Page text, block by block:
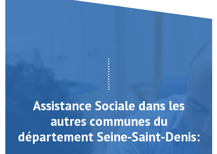
Assistance Sociale dans les
autres communes du
département Seine-Saint-Denis: